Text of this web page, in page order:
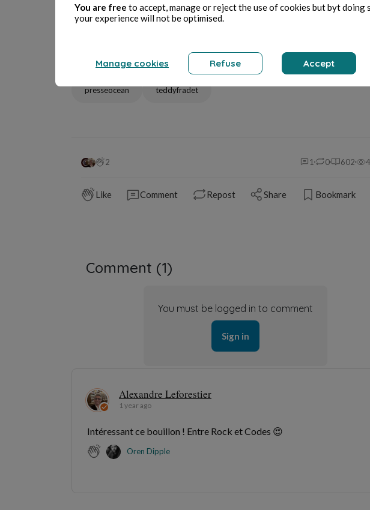
articledejournal articledepresse
correspondantnantais nantes
presseocean teddyfradet
2 1 0 602
Like Comment Repost Share Bookmark
Comment (1)
You must be logged in to comment
Sign in
Alexandre Leforestier
1 year ago
Intéressant ce bouillon ! Entre Rock et Codes 😍
Oren Dipple
You are free to accept, manage or reject the use of cookies but byt doing
your experience will not be optimised.
Manage cookies Refuse Accept